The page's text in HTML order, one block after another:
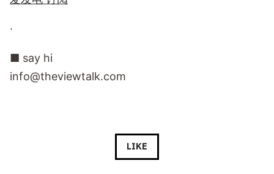
·
■ say hi
info@theviewtalk.com
LIKE